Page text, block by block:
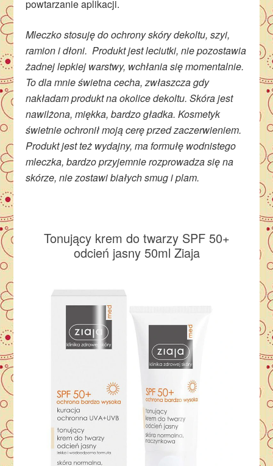
powtarzanie aplikacji.
Mleczko stosuję do ochrony skóry dekoltu, szyi,
ramion i dłoni. Produkt jest leciutki, nie pozostawia
żadnej lepkiej warstwy, wchłania się momentalnie.
To dla mnie świetna cecha, zwłaszcza gdy
nakładam produkt na okolice dekoltu. Skóra jest
nawilżona, miękka, bardzo gładka. Kosmetyk
świetnie ochronił moją cerę przed zaczerwieniem.
Produkt jest też wydajny, ma formułę wodnistego
mleczka, bardzo przyjemnie rozprowadza się na
skórze, nie zostawi białych smug i plam.
Tonujący krem do twarzy SPF 50+
odcień jasny 50ml Ziaja